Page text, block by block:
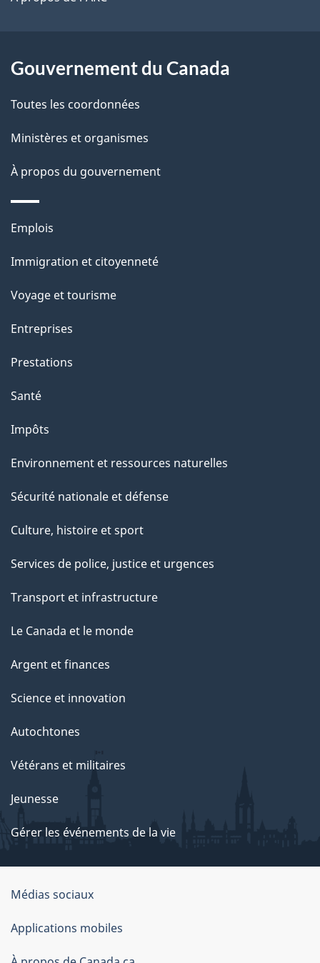
a
a
g
e
a
t
i
n
s
r
c
t
t
p
a
e
Gouvernement du Canada
Toutes les coordonnées
Ministères et organismes
À propos du gouvernement
Thèmes
sujets
Emplois
Immigration et citoyenneté
Voyage et tourisme
Entreprises
Prestations
Santé
Impôts
Environnement et ressources naturelles
Sécurité nationale et défense
Culture, histoire et sport
Services de police, justice et urgences
Transport et infrastructure
Le Canada et le monde
Argent et finances
Science et innovation
Autochtones
Vétérans et militaires
Jeunesse
Gérer les événements de la vie
Organisation
du
gouvernement
Médias sociaux
Applications mobiles